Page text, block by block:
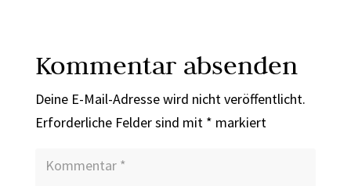
Kommentar absenden
Deine E-Mail-Adresse wird nicht veröffentlicht.
Erforderliche Felder sind mit * markiert